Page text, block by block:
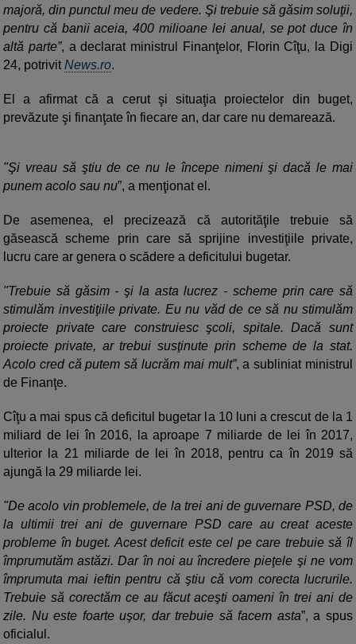
majoră, din punctul meu de vedere. Şi trebuie să găsim soluţii,
pentru că banii aceia, 400 milioane lei anual, se pot duce în
altă parte”, a declarat ministrul Finanţelor, Florin Cîţu, la Digi
24, potrivitNews.ro.
El a afirmat că a cerut şi situaţia proiectelor din buget,
prevăzute şi finanţate în fiecare an, dar care nu demarează.
"Şi vreau să ştiu de ce nu le începe nimeni şi dacă le mai
punem acolo sau nu”, a menţionat el.
De asemenea, el precizează că autorităţile trebuie să
găsească scheme prin care să sprijine investiţiile private,
lucru care ar genera o scădere a deficitului bugetar.
"Trebuie să găsim - şi la asta lucrez - scheme prin care să
stimulăm investiţiile private. Eu nu văd de ce să nu stimulăm
proiecte private care construiesc şcoli, spitale. Dacă sunt
proiecte private, ar trebui susţinute prin scheme de la stat.
Acolo cred că putem să lucrăm mai mult”, a subliniat ministrul
de Finanţe.
Cîţu a mai spus că deficitul bugetar la 10 luni a crescut de la 1
miliard de lei în 2016, la aproape 7 miliarde de lei în 2017,
ulterior la 21 miliarde de lei în 2018, pentru ca în 2019 să
ajungă la 29 miliarde lei.
"De acolo vin problemele, de la trei ani de guvernare PSD, de
la ultimii trei ani de guvernare PSD care au creat aceste
probleme în buget. Acest deficit este cel pe care trebuie să îl
împrumutăm astăzi. Dar în noi au încredere pieţele şi ne vom
împrumuta mai ieftin pentru că ştiu că vom corecta lucrurile.
Trebuie să corectăm ce au făcut aceşti oameni în trei ani de
zile. Nu este foarte uşor, dar trebuie să facem asta”, a spus
oficialul.